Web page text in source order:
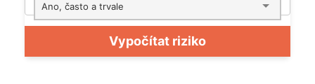
Ano, často a trvale
Vypočítat riziko